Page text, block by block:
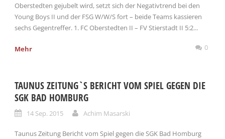
Oberstedten gejubelt wird, setzt sich der Negativtrend bei den
Young Boys II und der FSG W/W/S fort – beide Teams kassieren
sechs Gegentreffer. 1. FC Oberstedten II – FV Stierstadt II 5:2...
Mehr 0
TAUNUS ZEITUNG`S BERICHT VOM SPIEL GEGEN DIE
SGK BAD HOMBURG
14 Sep. 2015 Achim Masarski
Taunus Zeitung Bericht vom Spiel gegen die SGK Bad Homburg